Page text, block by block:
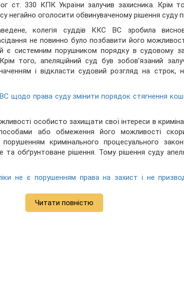
ст. 330 КПК України залучив захисника. Крім
негайно оголосити обвинуваченому рішення суду
колегія суддів ККС ВС зробила
не повинно було позбавити його
є системним порушником порядку в судовому
того, апеляційний суд був зобов’язаний
і відкласти судовий розгляд на строк,
щодо права суду змінити порядок стягнення
особисто захищати свої інтереси в
або обмеження його можливості
кримінального процесуального
обґрунтоване рішення. Тому рішення суду
не є порушенням права на захист і не
Читати повністю